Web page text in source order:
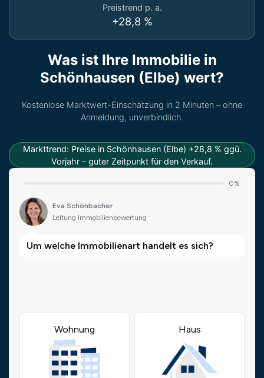
Preistrend p. a.
+28,8 %
Was ist Ihre Immobilie in
Schönhausen (Elbe) wert?
Kostenlose Marktwert-Einschätzung in 2 Minuten – ohne
Anmeldung, unverbindlich.
Markttrend: Preise in Schönhausen (Elbe) +28,8 % ggü.
Vorjahr – guter Zeitpunkt für den Verkauf.